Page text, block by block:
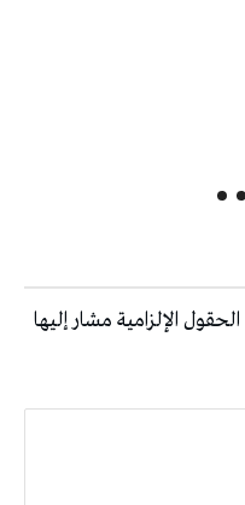
الحقول الإلزامية مشار إليها